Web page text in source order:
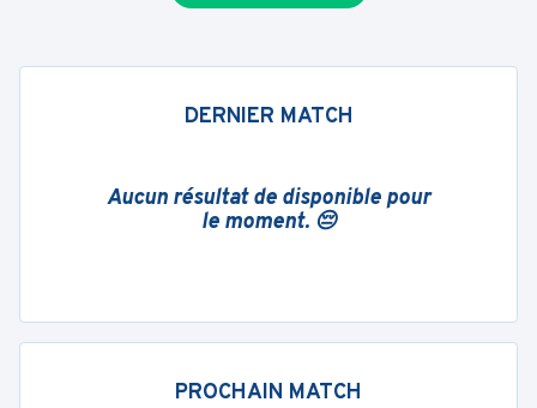
DERNIER MATCH
Aucun résultat de disponible pour
le moment. 😔
PROCHAIN MATCH